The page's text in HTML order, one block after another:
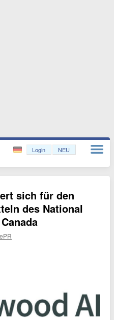
Login NEU
sich für den
des National